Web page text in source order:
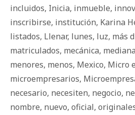
incluidos, Inicia, inmueble,
inscribirse, institución, Karina
listados, Llenar, lunes, luz, más
matriculados, mecánica,
menores, menos, Mexico, Micro
microempresarios,
necesario, necesiten, negocio,
nombre, nuevo, oficial,